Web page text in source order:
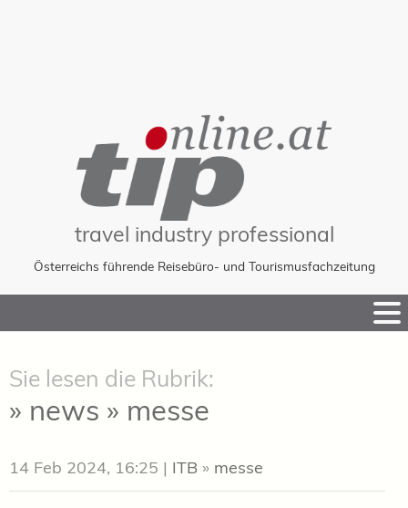
travel industry professional
Österreichs führende Reisebüro- und Tourismusfachzeitung
to
Sie lesen die Rubrik:
» news » messe
14 Feb 2024, 16:25 | ITB » messe